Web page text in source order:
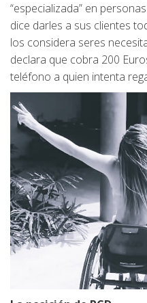
“especializada” en
dice darles a sus clientes
los considera seres
declara que cobra 200
teléfono a quien intenta